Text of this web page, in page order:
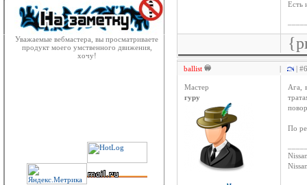
Уважаемые вебмастера, вы просматриваете
продукт моего умственного движения,
хочу!
Есть
ballist | |
Мастер
гуру
Ага,
По